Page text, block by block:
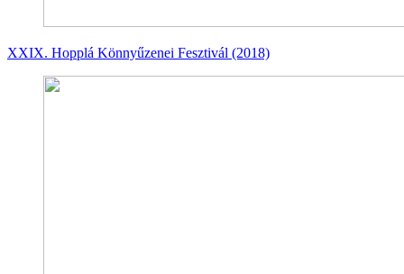
XXIX. Hopplá Könnyűzenei Fesztivál (2018)